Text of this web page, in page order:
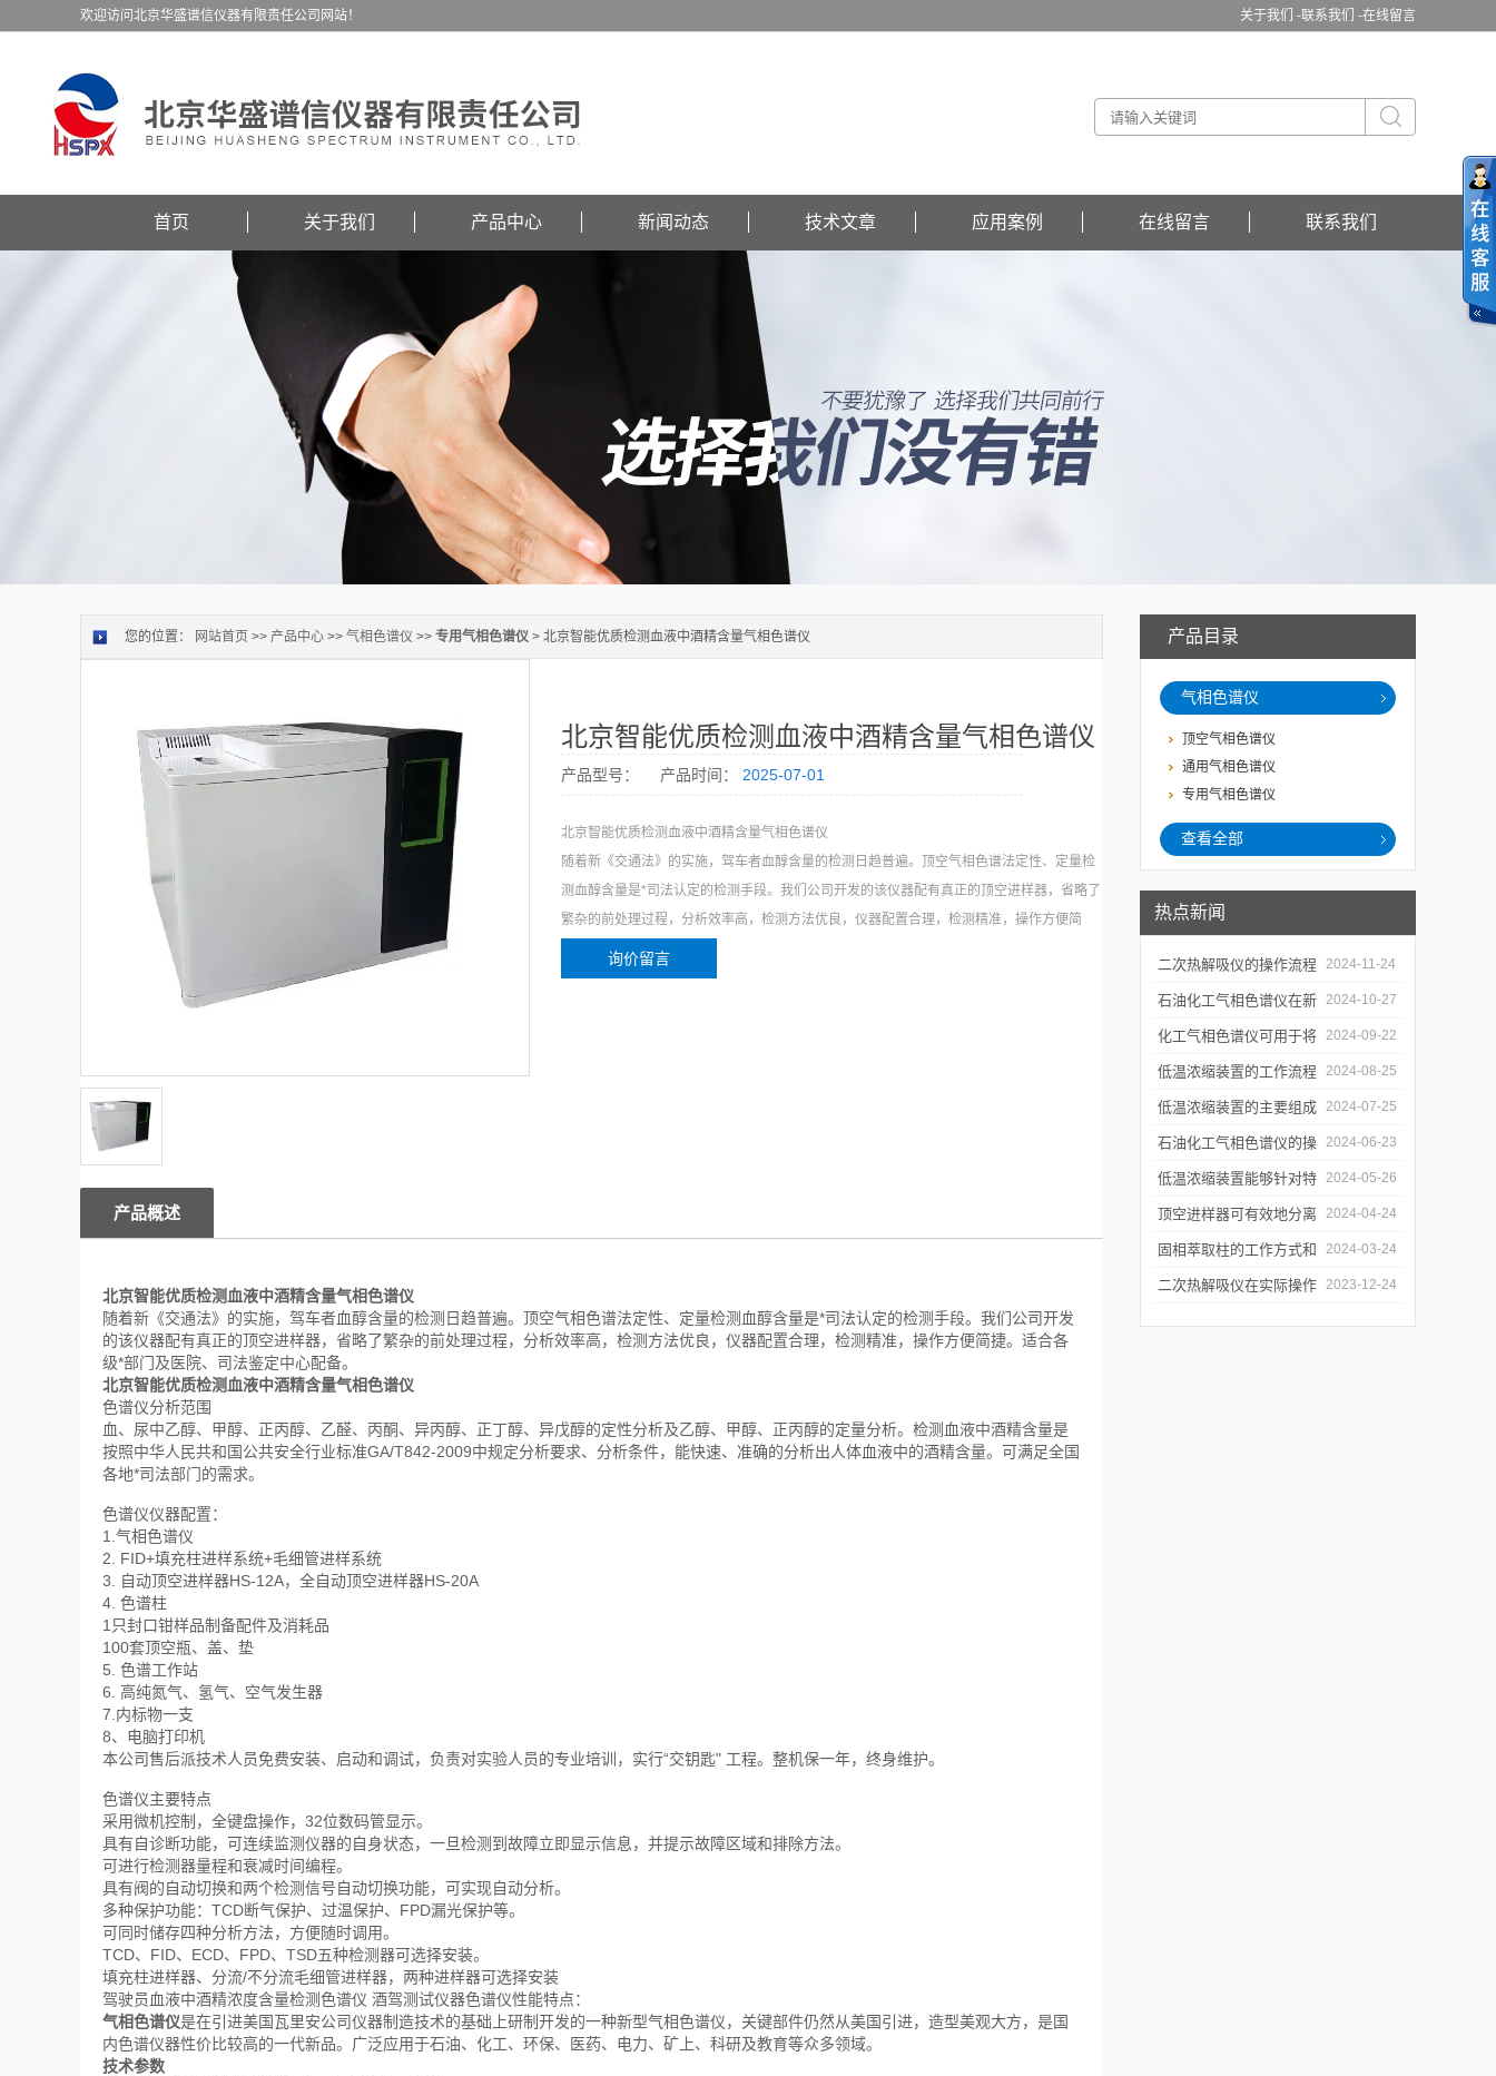
关于我们 -联系我们 -在线留言
欢迎访问北京华盛谱信仪器有限责任公司网站！
首页 关于我们 产品中心 新闻动态 技术文章 应用案例 在线留言 联系我们
产品目录
气相色谱仪
顶空气相色谱仪
通用气相色谱仪
专用气相色谱仪
查看全部
热点新闻
二次热解吸仪的操作流程
和使用注意事项
2024-11-24
石油化工气相色谱仪在新
材料、新产品的研发中的
应用
2024-10-27
化工气相色谱仪可用于将
样品引入色谱柱并推动分
离过程
2024-09-22
低温浓缩装置的工作流程
及使用注意事项
2024-08-25
低温浓缩装置的主要组成
部分及具体工作流程分析
2024-07-25
石油化工气相色谱仪的操
作要点详细分析
2024-06-23
低温浓缩装置能够针对特
定的目标组分进行有效浓
缩
2024-05-26
顶空进样器可有效地分离
和富集样品中的挥发性成
分
2024-04-24
固相萃取柱的工作方式和
应用场景
2024-03-24
二次热解吸仪在实际操作 2023-12-24
您的位置： 网站首页 >> 产品中心 >> 气相色谱仪 >> 专用气相色谱仪 > 北京智能优质检测血液中酒精含量气相色谱仪
北京智能优质检测血液中酒精含量气相色谱仪
产品型号： 产品时间： 2025-07-01
北京智能优质检测血液中酒精含量气相色谱仪
随着新《交通法》的实施，驾车者血醇含量的检测日趋普遍。顶空气相色谱法定性、定量检
测血醇含量是*司法认定的检测手段。我们公司开发的该仪器配有真正的顶空进样器，省略了
繁杂的前处理过程，分析效率高，检测方法优良，仪器配置合理，检测精准，操作方便简
捷。适合各级*部门及医院、司法鉴定中心配备。
询价留言
产品概述
北京智能优质检测血液中酒精含量气相色谱仪
随着新《交通法》的实施，驾车者血醇含量的检测日趋普遍。顶空气相色谱法定性、定量检测血醇含量是*司法认定的检测手段。我们公司开发
的该仪器配有真正的顶空进样器，省略了繁杂的前处理过程，分析效率高，检测方法优良，仪器配置合理，检测精准，操作方便简捷。适合各
级*部门及医院、司法鉴定中心配备。
北京智能优质检测血液中酒精含量气相色谱仪
色谱仪分析范围
血、尿中乙醇、甲醇、正丙醇、乙醛、丙酮、异丙醇、正丁醇、异戊醇的定性分析及乙醇、甲醇、正丙醇的定量分析。检测血液中酒精含量是
按照中华人民共和国公共安全行业标准GA/T842-2009中规定分析要求、分析条件，能快速、准确的分析出人体血液中的酒精含量。可满足全国
各地*司法部门的需求。
色谱仪仪器配置：
1.气相色谱仪
2. FID+填充柱进样系统+毛细管进样系统
3. 自动顶空进样器HS-12A，全自动顶空进样器HS-20A
4. 色谱柱
1只封口钳样品制备配件及消耗品
100套顶空瓶、盖、垫
5. 色谱工作站
6. 高纯氮气、氢气、空气发生器
7.内标物一支
8、电脑打印机
本公司售后派技术人员免费安装、启动和调试，负责对实验人员的专业培训，实行“交钥匙" 工程。整机保一年，终身维护。
色谱仪主要特点
采用微机控制，全键盘操作，32位数码管显示。
具有自诊断功能，可连续监测仪器的自身状态，一旦检测到故障立即显示信息，并提示故障区域和排除方法。
可进行检测器量程和衰减时间编程。
具有阀的自动切换和两个检测信号自动切换功能，可实现自动分析。
多种保护功能：TCD断气保护、过温保护、FPD漏光保护等。
可同时储存四种分析方法，方便随时调用。
TCD、FID、ECD、FPD、TSD五种检测器可选择安装。
填充柱进样器、分流/不分流毛细管进样器，两种进样器可选择安装
驾驶员血液中酒精浓度含量检测色谱仪 酒驾测试仪器色谱仪性能特点：
气相色谱仪是在引进美国瓦里安公司仪器制造技术的基础上研制开发的一种新型气相色谱仪，关键部件仍然从美国引进，造型美观大方，是国
内色谱仪器性价比较高的一代新品。广泛应用于石油、化工、环保、医药、电力、矿上、科研及教育等众多领域。
技术参数